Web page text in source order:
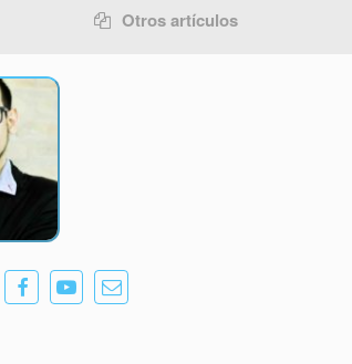
Otros artículos